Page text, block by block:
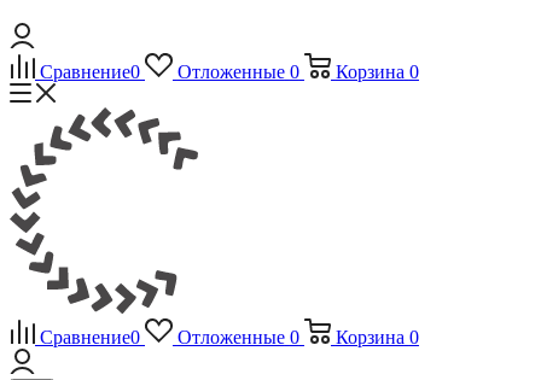
Сравнение0 Отложенные 0 Корзина 0
Сравнение0 Отложенные 0 Корзина 0